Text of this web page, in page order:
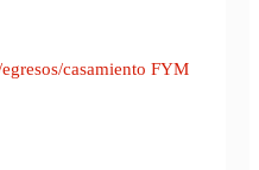
casamiento FYM